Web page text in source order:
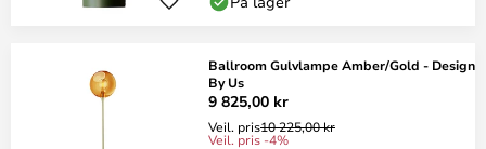
Ballroom Gulvlampe Amber/Gold - Design
By Us
9 825,00 kr
Veil. pris10 225,00 kr
Veil. pris -4%